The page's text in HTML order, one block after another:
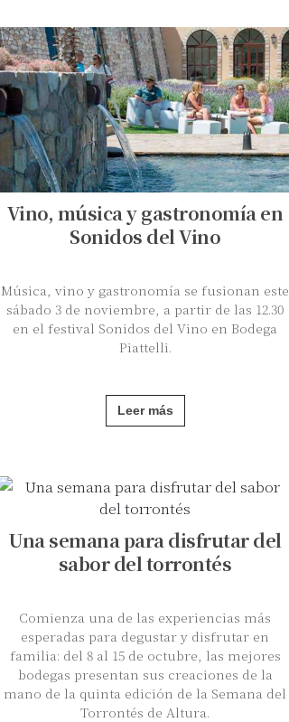
Vino, música y gastronomía en
Sonidos del Vino
Música, vino y gastronomía se fusionan este
sábado 3 de noviembre, a partir de las 12.30
en el festival Sonidos del Vino en Bodega
Piattelli.
Leer más
Una semana para disfrutar del
sabor del torrontés
Comienza una de las experiencias más
esperadas para degustar y disfrutar en
familia: del 8 al 15 de octubre, las mejores
bodegas presentan sus creaciones de la
mano de la quinta edición de la Semana del
Torrontés de Altura.